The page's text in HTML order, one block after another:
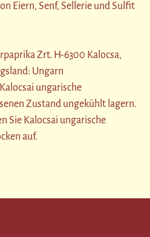
Eiern, Senf, Sellerie und Sulfit
Zrt. H-6300 Kalocsa,
Ungarn
ungarische
Zustand ungekühlt lagern.
Sie Kalocsai ungarische
auf.